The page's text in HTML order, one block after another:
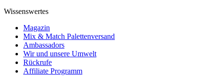
Wissenswertes
Magazin
Mix & Match Palettenversand
Ambassadors
Wir und unsere Umwelt
Rückrufe
Affiliate Programm